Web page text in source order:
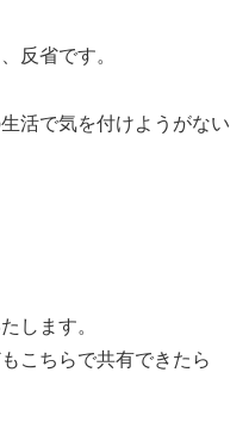
反省です。
活で気を付けようがない
します。
こちらで共有できたら